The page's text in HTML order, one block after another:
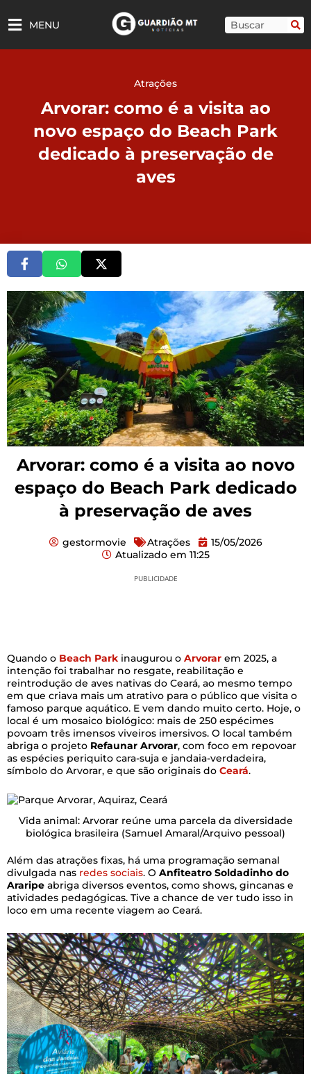
para
MENU Pesquisar
Atrações
Arvorar: como é a visita ao
novo espaço do Beach Park
dedicado à preservação de
aves
Arvorar: como é a visita ao novo
espaço do Beach Park dedicado
à preservação de aves
gestormovie Atrações
15/05/2026
Atualizado em 11:25
PUBLICIDADE
Quando o Beach Park inaugurou o Arvorar em 2025, a
intenção foi trabalhar no resgate, reabilitação e
reintrodução de aves nativas do Ceará, ao mesmo tempo
em que criava mais um atrativo para o público que visita o
famoso parque aquático. E vem dando muito certo. Hoje, o
local é um mosaico biológico: mais de 250 espécimes
povoam três imensos viveiros imersivos. O local também
abriga o projeto Refaunar Arvorar, com foco em repovoar
as espécies periquito cara-suja e jandaia-verdadeira,
símbolo do Arvorar, e que são originais do Ceará.
Vida animal: Arvorar reúne uma parcela da diversidade
biológica brasileira (Samuel Amaral/Arquivo pessoal)
Além das atrações fixas, há uma programação semanal
divulgada nas redes sociais. O Anfiteatro Soldadinho do
Araripe abriga diversos eventos, como shows, gincanas e
atividades pedagógicas. Tive a chance de ver tudo isso in
loco em uma recente viagem ao Ceará.